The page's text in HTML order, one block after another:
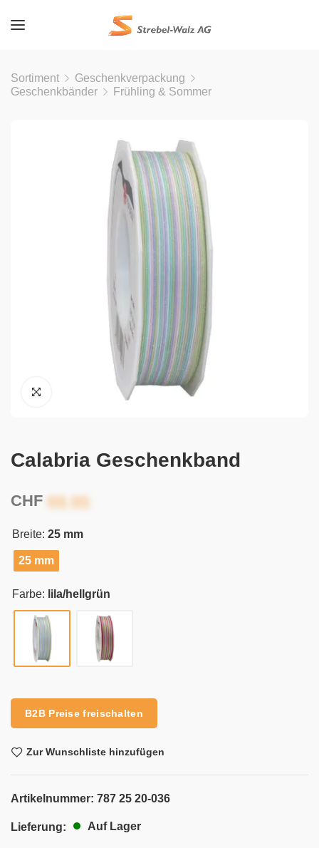
Sortiment
Geschenkverpackung
Geschenkbänder
Frühling & Sommer
Calabria Geschenkband
CHF
Breite: 25 mm
25 mm
Farbe: lila/hellgrün
B2B Preise freischalten
Zur Wunschliste hinzufügen
Artikelnummer: 787 25 20-036
Lieferung: Auf Lager